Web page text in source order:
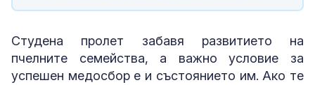
Студена пролет забавя развитието на
пчелните семейства, а важно условие за
успешен медосбор е и състоянието им. Ако те